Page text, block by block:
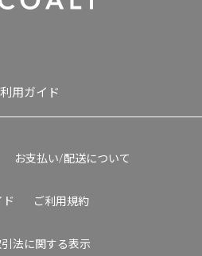
用ガイド
お支払い/配送について
ご利用規約
法に関する表示